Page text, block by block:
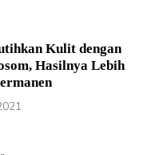
Kulit dengan
Hasilnya Lebih